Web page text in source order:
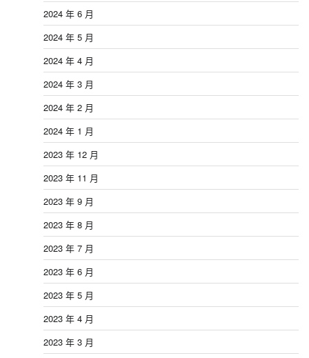
2024 年 6 月
2024 年 5 月
2024 年 4 月
2024 年 3 月
2024 年 2 月
2024 年 1 月
2023 年 12 月
2023 年 11 月
2023 年 9 月
2023 年 8 月
2023 年 7 月
2023 年 6 月
2023 年 5 月
2023 年 4 月
2023 年 3 月